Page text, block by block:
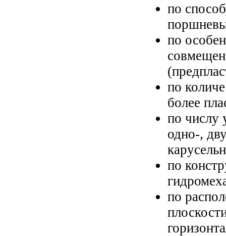
по
по
по
более
по числу
одно-,
по
по